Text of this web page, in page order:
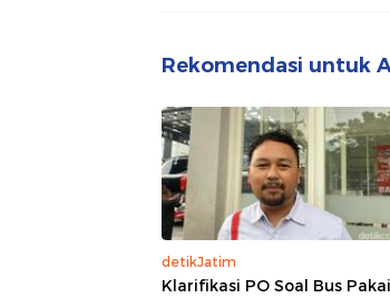
Rekomendasi untuk
detikJatim
Klarifikasi PO Soal Bus Pakai